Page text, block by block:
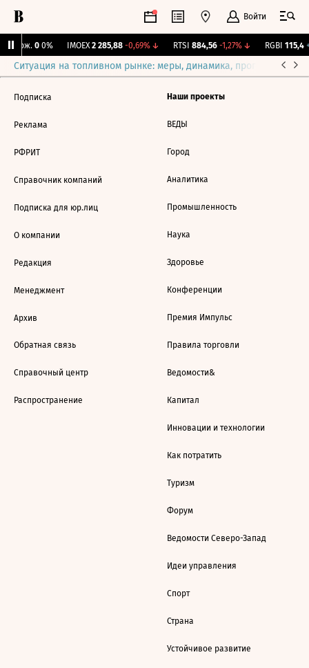
Войти
Бирж. 0 0% IMOEX 2 285,88 -0,69%↓ RTSI 884,56 -1,27%↓ RGBI 115,4
Ситуация на топливном рынке: меры, динамика, прогнозы
Подписка
Реклама
РФРИТ
Справочник компаний
Подписка для юр.лиц
О компании
Редакция
Менеджмент
Архив
Обратная связь
Справочный центр
Распространение
Наши проекты
ВЕДЫ
Город
Аналитика
Промышленность
Наука
Здоровье
Конференции
Премия Импульс
Правила торговли
Ведомости&
Капитал
Инновации и технологии
Как потратить
Туризм
Форум
Ведомости Северо-Запад
Идеи управления
Спорт
Страна
Устойчивое развитие